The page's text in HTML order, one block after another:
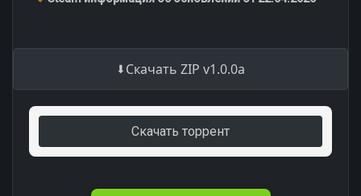
Скачать ZIP v1.0.0a
Скачать торрент